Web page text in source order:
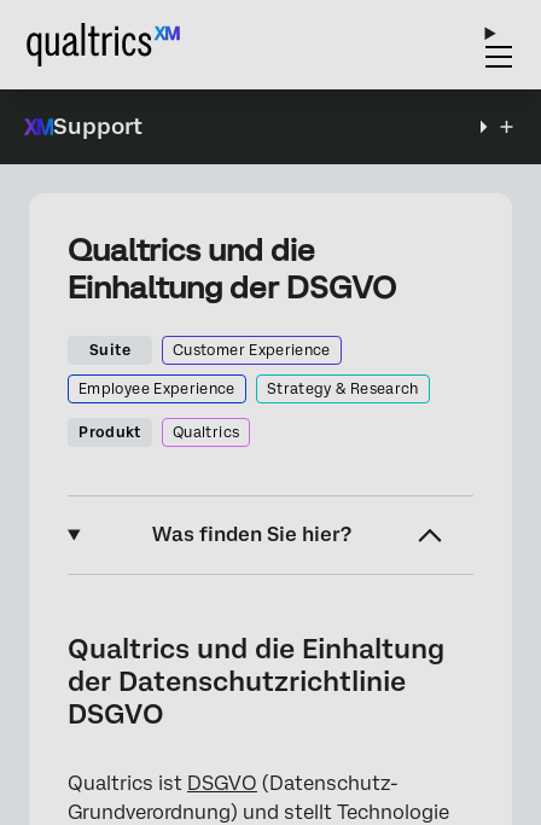
Support
Qualtrics und die
Einhaltung der DSGVO
Suite Customer Experience
Employee Experience Strategy & Research
Produkt Qualtrics
Was finden Sie hier?
Datenänderung
Datenlöschung per E-Mail-Adresse
Datenlöschung: Umfrage
Qualtrics und die Einhaltung
der Datenschutzrichtlinie
DSGVO
Qualtrics ist DSGVO (Datenschutz-
Grundverordnung) und stellt Technologie